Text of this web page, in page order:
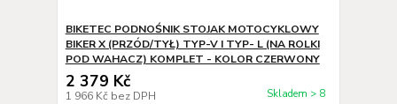
BIKETEC PODNOŚNIK STOJAK MOTOCYKLOWY
BIKER X (PRZÓD/TYŁ) TYP-V I TYP- L (NA ROLKI
POD WAHACZ) KOMPLET - KOLOR CZERWONY
2 379 Kč
1 966 Kč bez DPH Skladem > 8